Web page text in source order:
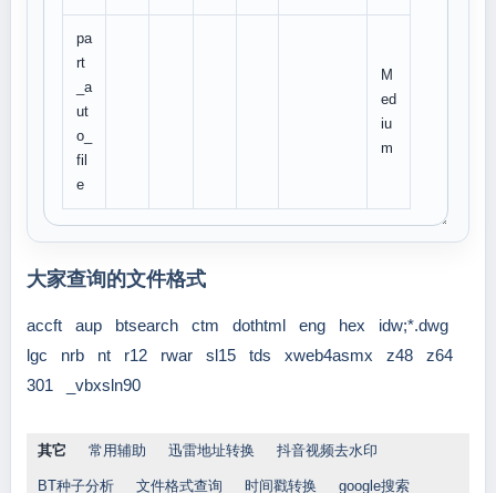
pa
rt
_a
ut
o_
fil
e
M
ed
iu
m
大家查询的文件格式
accft aup btsearch ctm dothtml eng hex
idw;*.dwg
lgc
nrb nt r12 rwar sl15 tds xweb4asmx z48
z64
301
_vbxsln90
其它 常用辅助 迅雷地址转换 抖音视频去水印
BT种子分析 文件格式查询 时间戳转换 google搜索